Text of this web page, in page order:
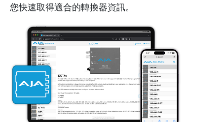
您快速取得適合的轉換器資訊。